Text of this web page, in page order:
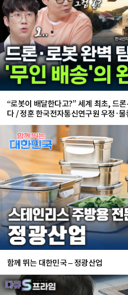
“로봇이 배달한다고?” 세계 최초, 드
다 / 정훈 한국전자통신연구원 우정·
함께 뛰는 대한민국 – 정광산업